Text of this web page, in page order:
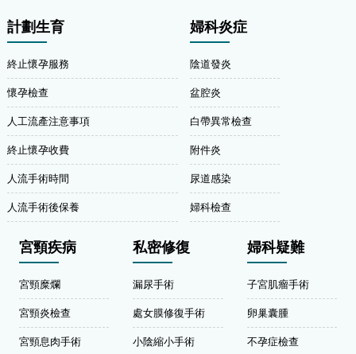
計劃生育
終止懷孕服務
懷孕檢查
人工流產注意事項
終止懷孕收費
人流手術時間
人流手術後保養
婦科炎症
陰道發炎
盆腔炎
白帶異常檢查
附件炎
尿道感染
婦科檢查
宮頸疾病
宮頸糜爛
宮頸炎檢查
宮頸息肉手術
私密修復
漏尿手術
處女膜修復手術
小陰縮小手術
婦科疑難
子宮肌瘤手術
卵巢囊腫
不孕症檢查